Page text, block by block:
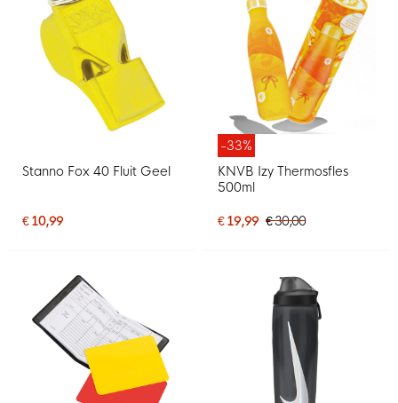
Stanno Fox 40 Fluit Geel
€ 10,99
-33%
KNVB Izy Thermosfles
500ml
€ 19,99 € 30,00